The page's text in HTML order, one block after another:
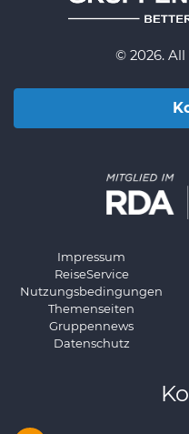
© 2026.
Impressum
ReiseService
Nutzungsbedingungen
Themenseiten
Gruppennews
Datenschutz